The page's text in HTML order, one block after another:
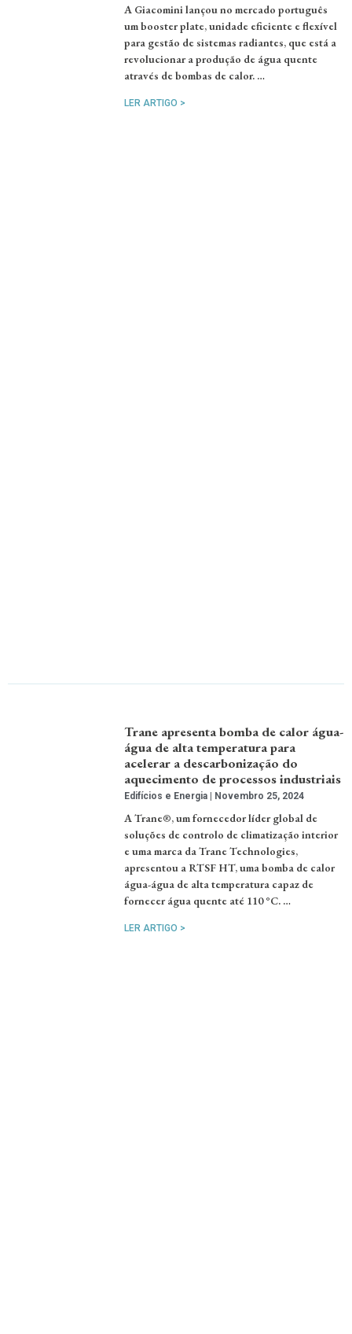
A Giacomini lançou no mercado português
um booster plate, unidade eficiente e flexível
para gestão de sistemas radiantes, que está a
revolucionar a produção de água quente
através de bombas de calor. …
LER ARTIGO >
Trane apresenta bomba de calor água-
água de alta temperatura para
acelerar a descarbonização do
aquecimento de processos industriais
Edifícios e Energia Novembro 25, 2024
A Trane®, um fornecedor líder global de
soluções de controlo de climatização interior
e uma marca da Trane Technologies,
apresentou a RTSF HT, uma bomba de calor
água-água de alta temperatura capaz de
fornecer água quente até 110 °C. …
LER ARTIGO >